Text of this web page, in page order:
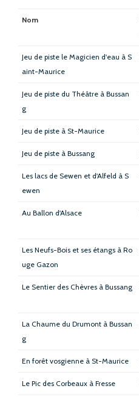
Nom
Jeu de piste le Magicien d'eau à S
aint-Maurice
Jeu de piste du Théâtre à Bussan
g
Jeu de piste à St-Maurice
Jeu de piste à Bussang
Les lacs de Sewen et d'Alfeld à S
ewen
Au Ballon d'Alsace
Les Neufs-Bois et ses étangs à Ro
uge Gazon
Le Sentier des Chèvres à Bussang
La Chaume du Drumont à Bussan
g
En forêt vosgienne à St-Maurice
Le Pic des Corbeaux à Fresse